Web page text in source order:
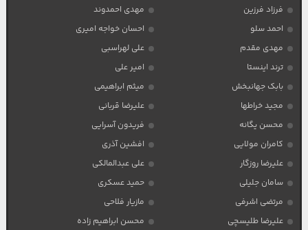
فرزاد فرزین
مهدی احمدوند
احمد سلو
احسان خواجه امیری
مهدی مقدم
علی لهراسبی
ترند اینستا
امیر علی
بابک جهانبخش
میثم ابراهیمی
مجید خراطها
علیرضا قربانی
محسن یگانه
فریدون آسرایی
کامران مولایی
افشین آذری
علیرضا روزگار
علی عبدالمالکی
سامان جلیلی
حمید عسکری
مرتضی اشرفی
مازیار فلاحی
علیرضا طلیسچی
محسن ابراهیم زاده